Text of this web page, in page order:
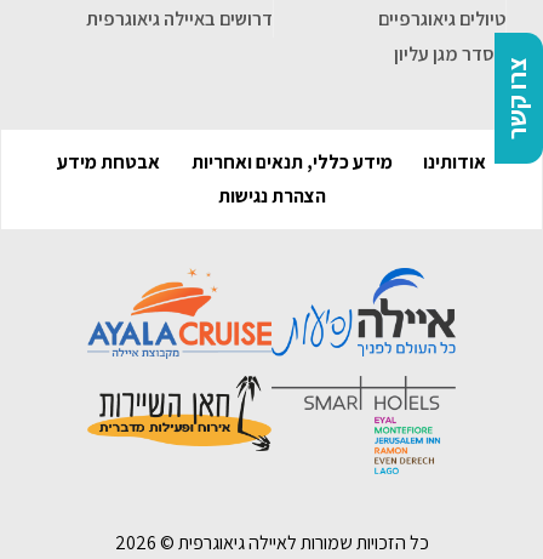
צרו קשר
טיולים גיאוגרפיים
דרושים באיילה גיאוגרפית
הסדר מגן עליון
אודותינו מידע כללי, תנאים ואחריות
אבטחת מידע
הצהרת נגישות
כל הזכויות שמורות לאיילה גיאוגרפית ©2026